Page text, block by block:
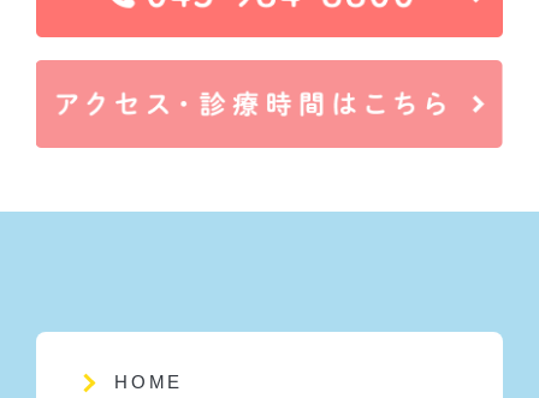
HOME